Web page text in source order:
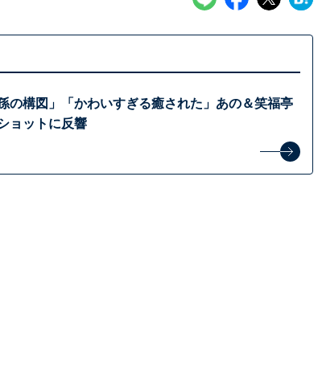
の構図」「かわいすぎる癒された」あの＆笑福亭
ョットに反響